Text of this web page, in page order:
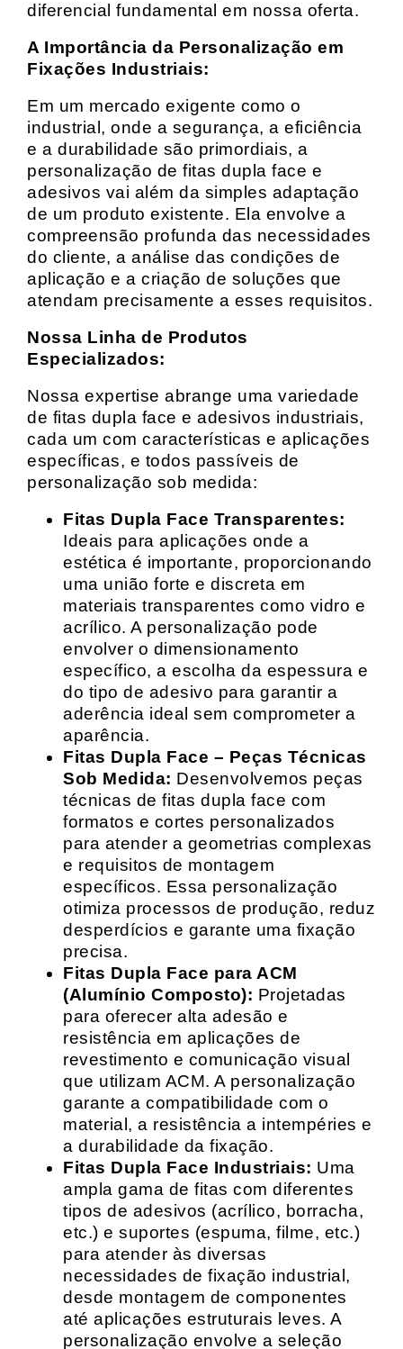
diferencial fundamental em nossa oferta.
A Importância da Personalização em
Fixações Industriais:
Em um mercado exigente como o
industrial, onde a segurança, a eficiência
e a durabilidade são primordiais, a
personalização de fitas dupla face e
adesivos vai além da simples adaptação
de um produto existente. Ela envolve a
compreensão profunda das necessidades
do cliente, a análise das condições de
aplicação e a criação de soluções que
atendam precisamente a esses requisitos.
Nossa Linha de Produtos
Especializados:
Nossa expertise abrange uma variedade
de fitas dupla face e adesivos industriais,
cada um com características e aplicações
específicas, e todos passíveis de
personalização sob medida:
Fitas Dupla Face Transparentes:
Ideais para aplicações onde a
estética é importante, proporcionando
uma união forte e discreta em
materiais transparentes como vidro e
acrílico. A personalização pode
envolver o dimensionamento
específico, a escolha da espessura e
do tipo de adesivo para garantir a
aderência ideal sem comprometer a
aparência.
Fitas Dupla Face – Peças Técnicas
Sob Medida: Desenvolvemos peças
técnicas de fitas dupla face com
formatos e cortes personalizados
para atender a geometrias complexas
e requisitos de montagem
específicos. Essa personalização
otimiza processos de produção, reduz
desperdícios e garante uma fixação
precisa.
Fitas Dupla Face para ACM
(Alumínio Composto): Projetadas
para oferecer alta adesão e
resistência em aplicações de
revestimento e comunicação visual
que utilizam ACM. A personalização
garante a compatibilidade com o
material, a resistência a intempéries e
a durabilidade da fixação.
Fitas Dupla Face Industriais: Uma
ampla gama de fitas com diferentes
tipos de adesivos (acrílico, borracha,
etc.) e suportes (espuma, filme, etc.)
para atender às diversas
necessidades de fixação industrial,
desde montagem de componentes
até aplicações estruturais leves. A
personalização envolve a seleção